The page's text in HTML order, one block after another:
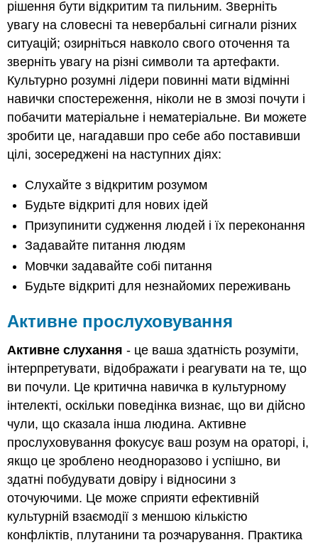
рішення бути відкритим та пильним. Зверніть
увагу на словесні та невербальні сигнали різних
ситуацій; озирніться навколо свого оточення та
зверніть увагу на різні символи та артефакти.
Культурно розумні лідери повинні мати відмінні
навички спостереження, ніколи не в змозі почути і
побачити матеріальне і нематеріальне. Ви можете
зробити це, нагадавши про себе або поставивши
цілі, зосереджені на наступних діях:
Слухайте з відкритим розумом
Будьте відкриті для нових ідей
Призупинити судження людей і їх переконання
Задавайте питання людям
Мовчки задавайте собі питання
Будьте відкриті для незнайомих переживань
Активне прослуховування
Активне слухання - це ваша здатність розуміти,
інтерпретувати, відображати і реагувати на те, що
ви почули. Це критична навичка в культурному
інтелекті, оскільки поведінка визнає, що ви дійсно
чули, що сказала інша людина. Активне
прослуховування фокусує ваш розум на ораторі, і,
якщо це зроблено неодноразово і успішно, ви
здатні побудувати довіру і відносини з
оточуючими. Це може сприяти ефективній
культурній взаємодії з меншою кількістю
конфліктів, плутанини та розчарування. Практика